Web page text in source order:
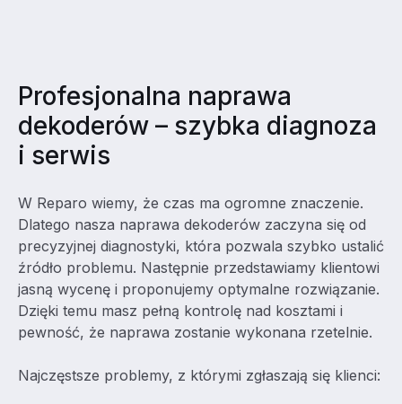
Profesjonalna naprawa
dekoderów – szybka diagnoza
i serwis
W Reparo wiemy, że czas ma ogromne znaczenie.
Dlatego nasza naprawa dekoderów zaczyna się od
precyzyjnej diagnostyki, która pozwala szybko ustalić
źródło problemu. Następnie przedstawiamy klientowi
jasną wycenę i proponujemy optymalne rozwiązanie.
Dzięki temu masz pełną kontrolę nad kosztami i
pewność, że naprawa zostanie wykonana rzetelnie.
Najczęstsze problemy, z którymi zgłaszają się klienci: